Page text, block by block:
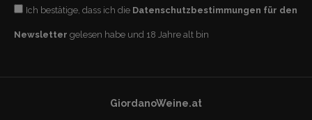
Ich bestätige, dass ich die Datenschutzbestimmungen für den
Newsletter gelesen habe und 18 Jahre alt bin
GiordanoWeine.at